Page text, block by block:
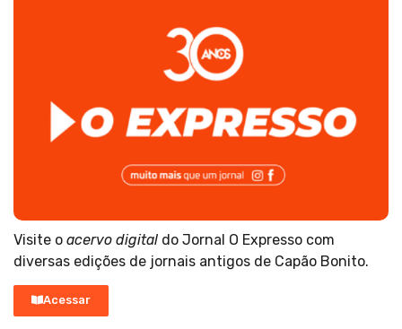
Visite o acervo digital do Jornal O Expresso com
diversas edições de jornais antigos de Capão Bonito.
Acessar